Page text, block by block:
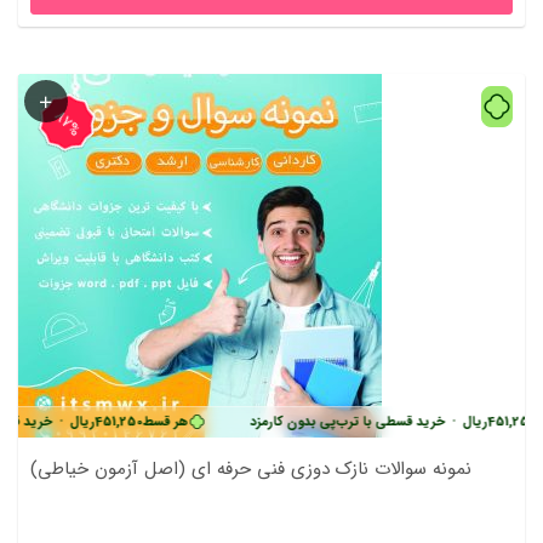
87%
هر قسط451,250ریال • خرید قسطی با ریال • خرید قسطی با ترب‌پی بدون کارمزد
نمونه سوالات نازک دوزی فنی حرفه ای (اصل آزمون خیاطی)